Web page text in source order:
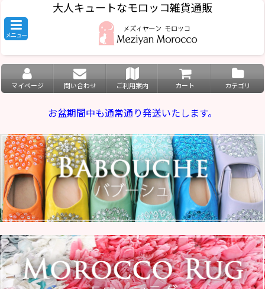
大人キュートなモロッコ雑貨通販
メニュー
マイページ 問い合わせ ご利用案内 カート カテゴリ
お盆期間中も通常通り発送いたします。